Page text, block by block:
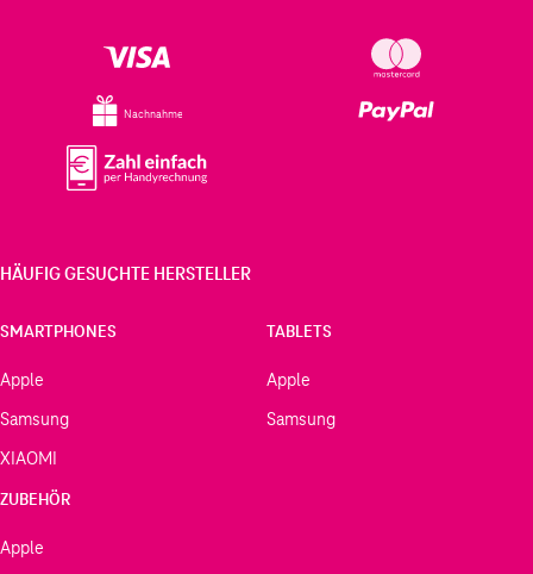
Nachnahme
HÄUFIG GESUCHTE HERSTELLER
SMARTPHONES
Apple
Samsung
XIAOMI
TABLETS
Apple
Samsung
ZUBEHÖR
Apple